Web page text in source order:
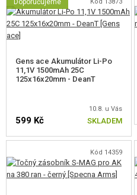
Vlastnosti
velmi dobré zpracováním
boční montážní lišta typu „dovetail“
dostatek prostoru pro tyčovou
Většina typů zásobníků vyráběných
se zbraní kompatibilní, u zásobníků
drobné úpravy.
Balení obsahuje
Doporučujeme
Gens ace Akumulátor Li-Po
11,1V 1500mAh 25C
125x16x20mm - DeanT
10.8. u Vás
599 Kč SKLADEM
Kód 14359